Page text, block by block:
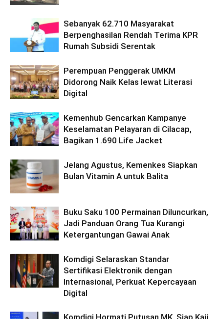
Sebanyak 62.710 Masyarakat
Berpenghasilan Rendah Terima KPR
Rumah Subsidi Serentak
Perempuan Penggerak UMKM
Didorong Naik Kelas lewat Literasi
Digital
Kemenhub Gencarkan Kampanye
Keselamatan Pelayaran di Cilacap,
Bagikan 1.690 Life Jacket
Jelang Agustus, Kemenkes Siapkan
Bulan Vitamin A untuk Balita
Buku Saku 100 Permainan Diluncurkan,
Jadi Panduan Orang Tua Kurangi
Ketergantungan Gawai Anak
Komdigi Selaraskan Standar
Sertifikasi Elektronik dengan
Internasional, Perkuat Kepercayaan
Digital
Komdigi Hormati Putusan MK, Siap Kaji